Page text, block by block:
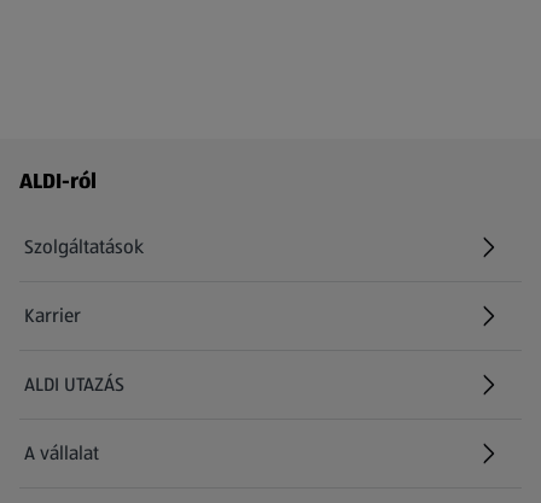
Láblécmenü - további linkek
ALDI-ról
Szolgáltatások
Karrier
(új oldalon nyílik meg)
ALDI UTAZÁS
(új oldalon nyílik meg)
A vállalat